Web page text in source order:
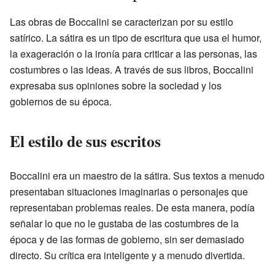
Las obras de Boccalini se caracterizan por su estilo
satírico. La sátira es un tipo de escritura que usa el humor,
la exageración o la ironía para criticar a las personas, las
costumbres o las ideas. A través de sus libros, Boccalini
expresaba sus opiniones sobre la sociedad y los
gobiernos de su época.
El estilo de sus escritos
Boccalini era un maestro de la sátira. Sus textos a menudo
presentaban situaciones imaginarias o personajes que
representaban problemas reales. De esta manera, podía
señalar lo que no le gustaba de las costumbres de la
época y de las formas de gobierno, sin ser demasiado
directo. Su crítica era inteligente y a menudo divertida.